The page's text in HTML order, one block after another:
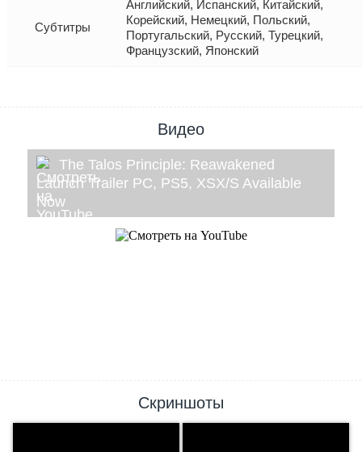
Субтитры
Английский, Испанский, Китайский,
Корейский, Немецкий, Польский,
Португальский, Русский, Турецкий,
Французский, Японский
Видео
The Talos Principle: Reawakened
Launch Trailer PC, PS5, XSX/S Available
Now
Скриншоты